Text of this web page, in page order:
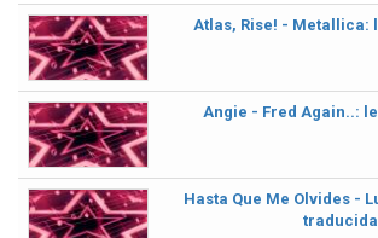
Atlas, Rise! - Metallica:
Angie - Fred Again..:
Hasta Que Me Olvides -
traducida